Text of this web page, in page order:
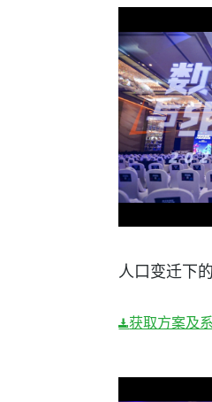
人口变迁下
获取方案及